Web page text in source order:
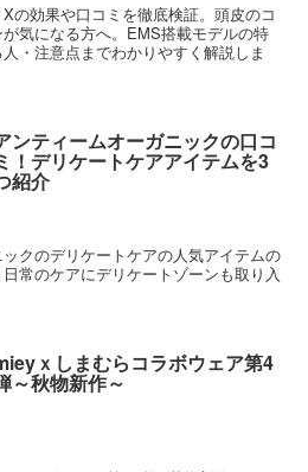
の効果や口コミを徹底検証。頭皮のコ
気になる方へ。EMS搭載モデルの特
・注意点までわかりやすく解説しま
ンティームオーガニックの口コ
！デリケートケアアイテムを3
紹介
クのデリケートケアの人気アイテムの
常のケアにデリケートゾーンも取り入
ｘしまむらコラボウェア第4
～秋物新作～